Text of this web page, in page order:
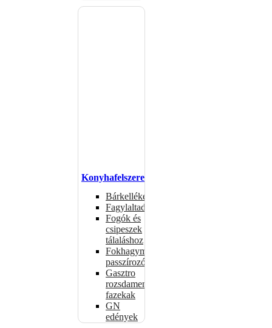
Konyhafelszerelés
Bárkellékek
Fagylaltadagolók
Fogók és
csipeszek
tálaláshoz
Fokhagymaprések,
passzírozók
Gasztro
rozsdamentes
fazekak
GN
edények